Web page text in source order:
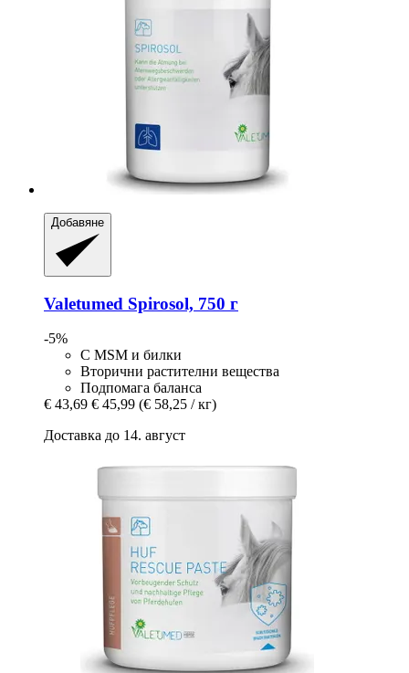
Добавяне
Valetumed Spirosol, 750 г
-5%
С MSM и билки
Вторични растителни вещества
Подпомага баланса
€ 43,69 € 45,99 (€ 58,25 / кг)
Доставка до 14. август